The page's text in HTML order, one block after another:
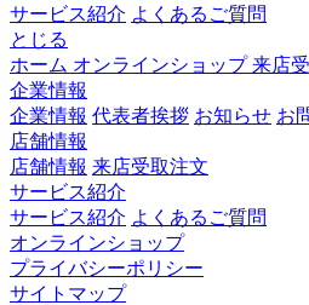
サービス紹介 よくあるご質問
とじる
ホーム オンラインショップ来店
企業情報
企業情報 代表者挨拶 お知らせ お
店舗情報
店舗情報 来店受取注文
サービス紹介
サービス紹介 よくあるご質問
オンラインショップ
プライバシーポリシー
サイトマップ